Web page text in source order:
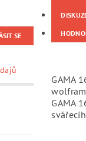
GAMA
GAMA